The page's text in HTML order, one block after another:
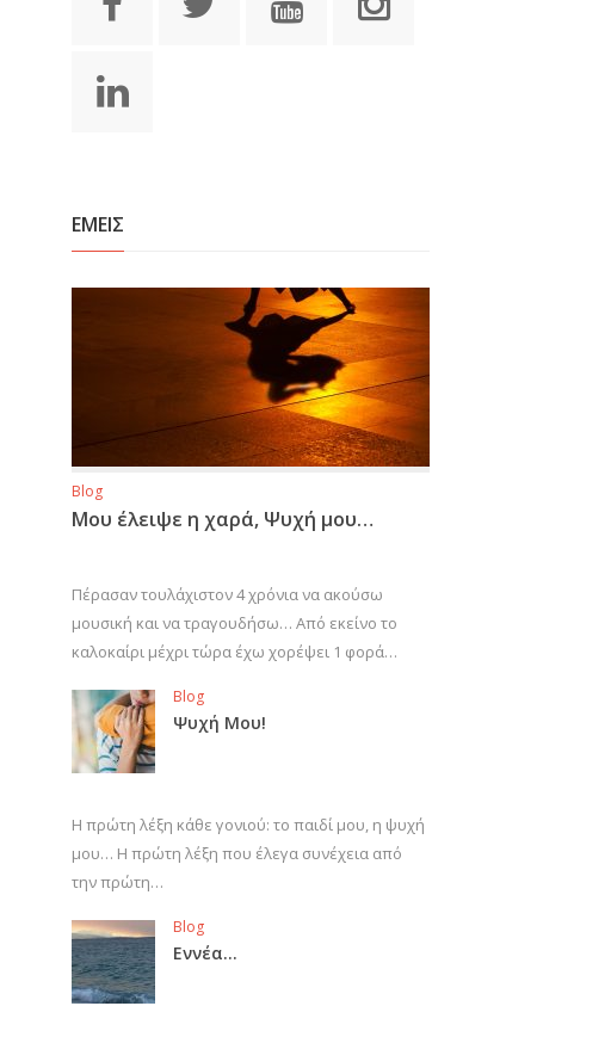
ΕΜΕΙΣ
Blog
Μου έλειψε η χαρά, Ψυχή μου…
Πέρασαν τουλάχιστον 4 χρόνια να ακούσω
μουσική και να τραγουδήσω… Από εκείνο το
καλοκαίρι μέχρι τώρα έχω χορέψει 1 φορά…
Blog
Ψυχή Μου!
Η πρώτη λέξη κάθε γονιού: το παιδί μου, η ψυχή
μου… Η πρώτη λέξη που έλεγα συνέχεια από
την πρώτη…
Blog
Εννέα…